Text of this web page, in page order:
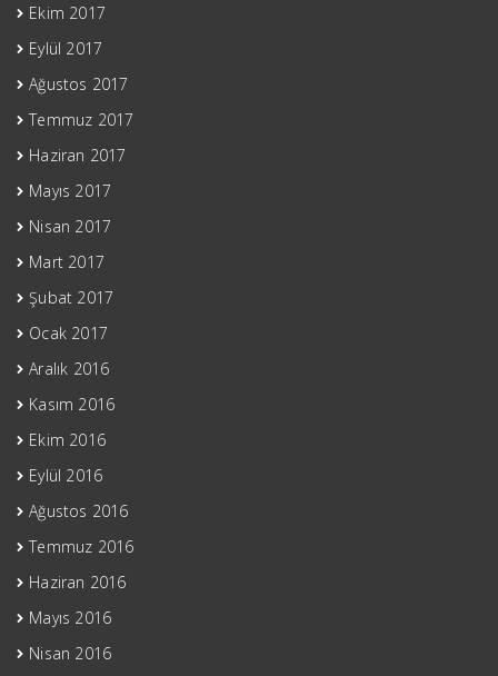
Ekim 2017
Eylül 2017
Ağustos 2017
Temmuz 2017
Haziran 2017
Mayıs 2017
Nisan 2017
Mart 2017
Şubat 2017
Ocak 2017
Aralık 2016
Kasım 2016
Ekim 2016
Eylül 2016
Ağustos 2016
Temmuz 2016
Haziran 2016
Mayıs 2016
Nisan 2016